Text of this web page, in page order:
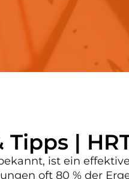
|
ist ein
oft 80 % der